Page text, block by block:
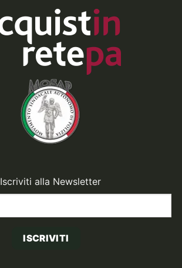
Iscriviti alla Newsletter
ISCRIVITI